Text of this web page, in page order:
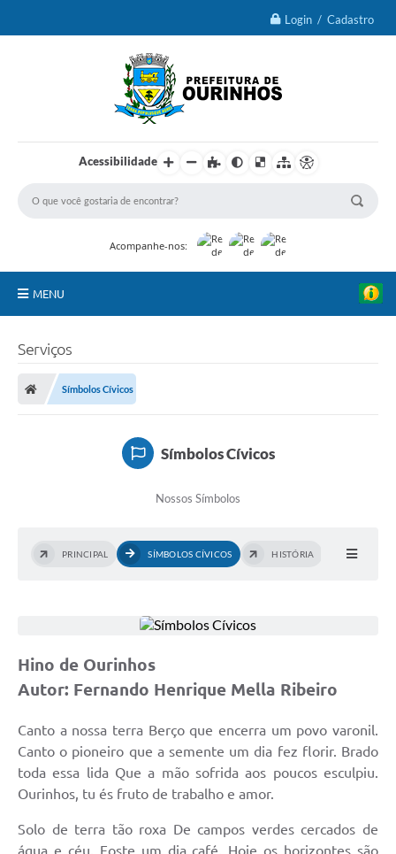
Login / Cadastro
Acessibilidade
Acompanhe-nos:
MENU
Prefeitura
Portal da Transparência
Secretarias
Serviços
Símbolos Cívicos
Símbolos Cívicos
Nossos Símbolos
PRINCIPAL SÍMBOLOS CÍVICOS HISTÓRIA
Hino de Ourinhos
Autor: Fernando Henrique Mella Ribeiro
Canto a nossa terra Berço que encerra um povo varonil.
Canto o pioneiro que a semente um dia fez florir. Brado
toda essa lida Que a mão sofrida aos poucos esculpiu.
Ourinhos, tu és fruto de trabalho e amor.
Solo de terra tão roxa De campos verdes cercados de
água e céu. Foste um dia café, Hoje os horizontes são